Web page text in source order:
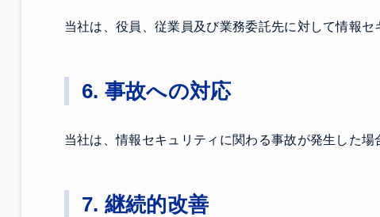
当社は、役員、従業員及び業務委託先に対して情報
6. 事故への対応
当社は、情報セキュリティに関わる事故が発生した
7. 継続的改善